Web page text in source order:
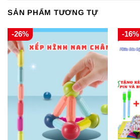
SẢN PHẨM TƯƠNG TỰ
-26% -16%